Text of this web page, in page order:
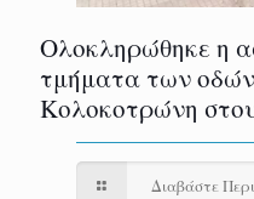
Ολοκληρώθηκε η
τμήματα των
Κολοκοτρώνη
Διαβάστε